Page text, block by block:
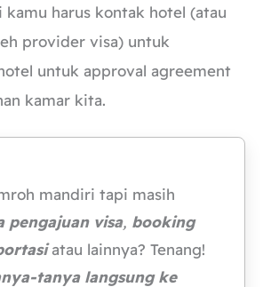
kamu harus kontak hotel (atau
provider visa) untuk
untuk approval agreement
kamar kita.
mandiri tapi masih
pengajuan visa, booking
atau lainnya? Tenang!
tanya langsung ke